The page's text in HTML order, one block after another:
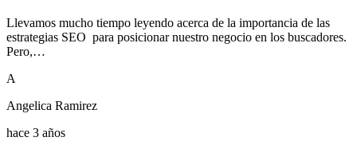
Llevamos mucho tiempo leyendo acerca de la importancia de las
estrategias SEO para posicionar nuestro negocio en los buscadores.
Pero,…
A
Angelica Ramirez
hace 3 años